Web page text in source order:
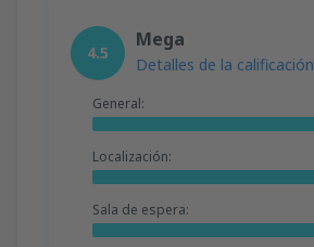
4.5
Mega
Detalles de la calificación
General:
Localización:
Sala de espera: